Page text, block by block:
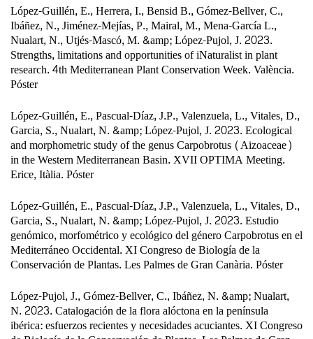
López-Guillén, E., Herrera, I., Bensid B., Gómez-Bellver, C.,
Ibáñez, N., Jiménez-Mejías, P., Mairal, M., Mena-García L.,
Nualart, N., Utjés-Mascó, M. &amp; López-Pujol, J. 2023.
Strengths, limitations and opportunities of iNaturalist in plant
research. 4th Mediterranean Plant Conservation Week. València.
Póster
López-Guillén, E., Pascual-Díaz, J.P., Valenzuela, L., Vitales, D.,
Garcia, S., Nualart, N. &amp; López-Pujol, J. 2023. Ecological
and morphometric study of the genus Carpobrotus (Aizoaceae)
in the Western Mediterranean Basin. XVII OPTIMA Meeting.
Erice, Itàlia. Póster
López-Guillén, E., Pascual-Díaz, J.P., Valenzuela, L., Vitales, D.,
Garcia, S., Nualart, N. &amp; López-Pujol, J. 2023. Estudio
genómico, morfométrico y ecológico del género Carpobrotus en el
Mediterráneo Occidental. XI Congreso de Biología de la
Conservación de Plantas. Les Palmes de Gran Canària. Póster
López-Pujol, J., Gómez-Bellver, C., Ibáñez, N. &amp; Nualart,
N. 2023. Catalogación de la flora alóctona en la península
ibérica: esfuerzos recientes y necesidades acuciantes. XI Congreso